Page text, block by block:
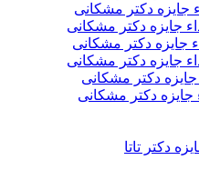
جایزه دکتر مشکانی
جایزه دکتر مشکانی
جایزه دکتر مشکانی
جایزه دکتر مشکانی
دکتر مشکانی
دکتر مشکانی
دکتر تاتا